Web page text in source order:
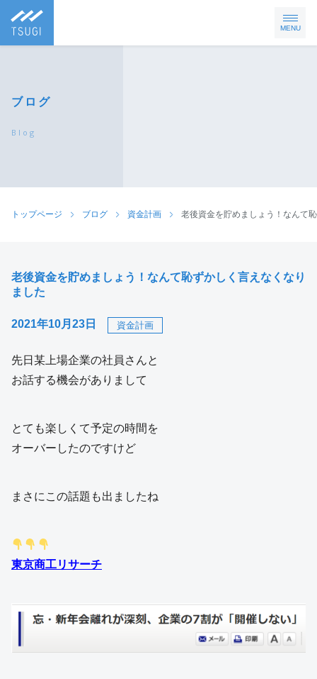
MENU
ブログ
Blog
トップページ ブログ 資金計画 老後資金を貯めましょう！なんて
老後資金を貯めましょう！なんて恥ずかしく言えなくなり
ました
2021年10月23日 資金計画
先日某上場企業の社員さんと
お話する機会がありまして
とても楽しくて予定の時間を
オーバーしたのですけど
まさにこの話題も出ましたね
東京商工リサーチ